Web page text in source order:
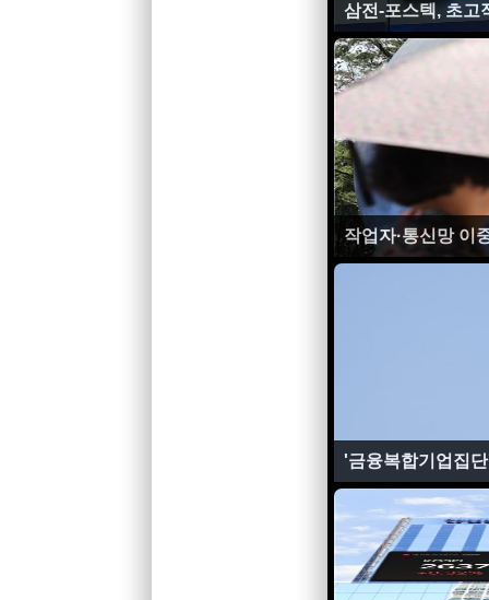
삼전-포스텍, 초고
작업자·통신망 이
'금융복합기업집